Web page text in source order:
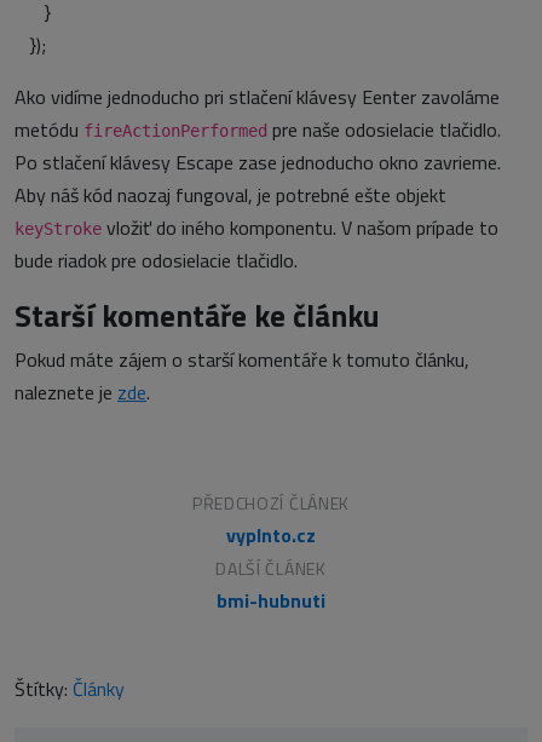
}
});
Ako vidíme jednoducho pri stlačení klávesy Eenter zavoláme
metódu fireActionPerformed pre naše odosielacie tlačidlo.
Po stlačení klávesy Escape zase jednoducho okno zavrieme.
Aby náš kód naozaj fungoval, je potrebné ešte objekt
keyStroke vložiť do iného komponentu. V našom prípade to
bude riadok pre odosielacie tlačidlo.
Starší komentáře ke článku
Pokud máte zájem o starší komentáře k tomuto článku,
naleznete je zde.
PŘEDCHOZÍ ČLÁNEK
vyplnto.cz
DALŠÍ ČLÁNEK
bmi-hubnuti
Štítky: Články